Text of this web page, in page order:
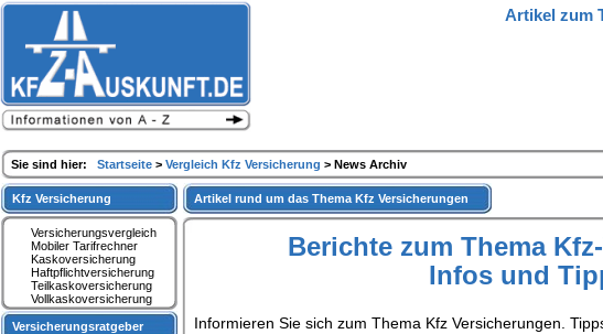
Artikel rund um das Thema Kfz Versicherungen
Berichte zum Thema
Infos und
Informieren Sie sich zum Thema Kfz Versicherungen.
Kfz Versicherung
Versicherungsvergleich
Mobiler Tarifrechner
Kaskoversicherung
Haftpflichtversicherung
Teilkaskoversicherung
Vollkaskoversicherung
Versicherungsratgeber
Artikel zum
Sie sind hier: Startseite > Vergleich Kfz Versicherung > News Archiv